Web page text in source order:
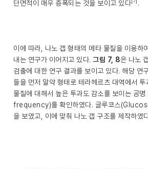
단면적이 매우 증폭되는 것을 보이고 있다
.
이에 따라, 나노 갭 형태의 메타 물질을 이용하
내는 연구가 이어지고 있다. 그림 7, 8은 나노
검출에 대한 연구 결과를 보이고 있다. 해당 연
들을 먼저 알약 형태로 테라헤르츠 대역에서 투
물질에 대해서 높은 투과도 감소를 보이는 공
frequency)를 확인하였다. 글루코스
을 보였고, 이에 맞춰 나노 갭 구조를 제작하였